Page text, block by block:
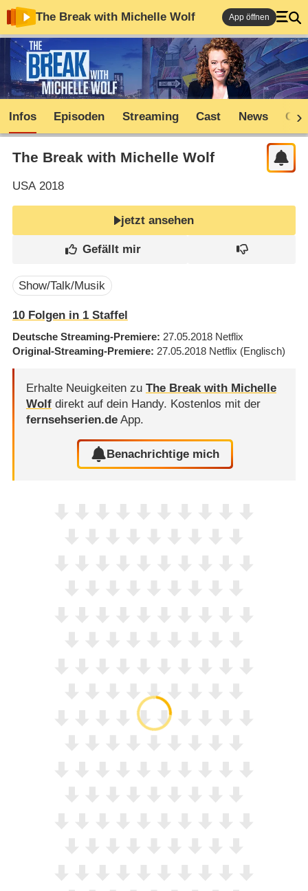
The Break with Michelle Wolf App öffnen
Infos Episoden Streaming Cast News
The Break with Michelle Wolf
USA2018
jetzt ansehen
Show/Talk/Musik
10Folgen in 1Staffel
Deutsche Streaming-Premiere 27.05.2018 Netflix
Original-Streaming-Premiere 27.05.2018 Netflix (Englisch)
Erhalte Neuigkeiten zu The Break with Michelle
Wolfdirekt auf dein Handy. Kostenlos mit der
fernsehserien.deApp.
Benachrichtige mich